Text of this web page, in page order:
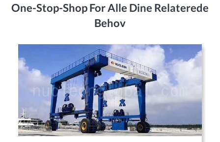
One-Stop-Shop For Alle Dine Relaterede
Behov